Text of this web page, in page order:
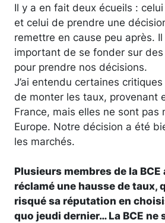
Il y a en fait deux écueils :
et celui de prendre une
remettre en cause peu après.
important de se fonder sur
pour prendre nos décisions.
J’ai entendu certaines
de monter les taux, provenant
France, mais elles ne sont pas
Europe. Notre décision a été
les marchés.
Plusieurs membres de la
réclamé une hausse de taux,
risqué sa réputation en
quo jeudi dernier… La BCE ne